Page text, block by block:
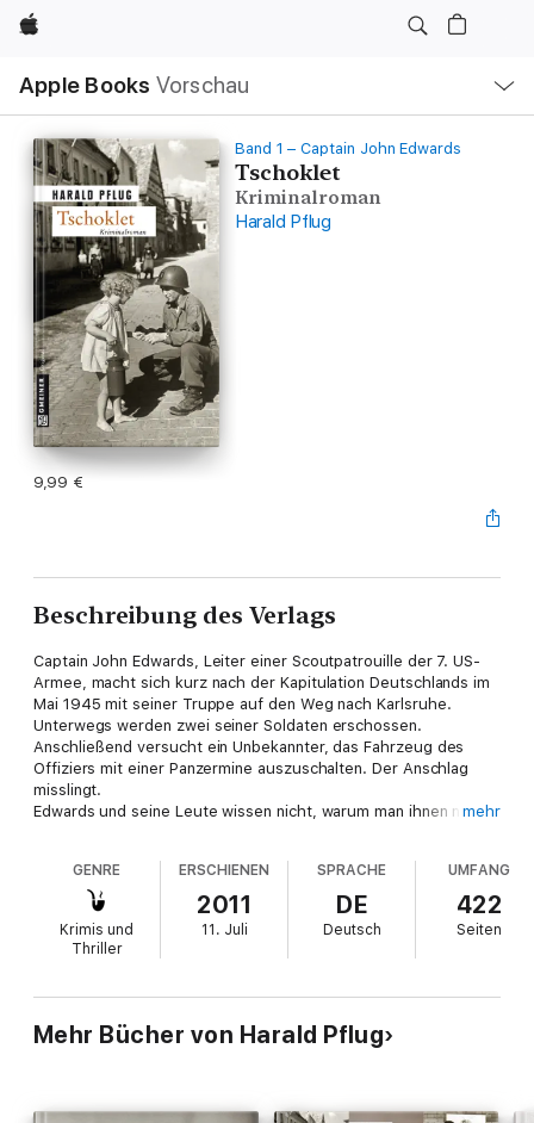
Apple
Apple Books Vorschau
Navigation
Menü
öffnen
Band 1 – Captain John Edwards
Tschoklet
Kriminalroman
Harald Pflug
9,99 €
Beschreibung des Verlags
Captain John Edwards, Leiter einer Scoutpatrouille der 7. US-
Armee, macht sich kurz nach der Kapitulation Deutschlands im
Mai 1945 mit seiner Truppe auf den Weg nach Karlsruhe.
Unterwegs werden zwei seiner Soldaten erschossen.
Anschließend versucht ein Unbekannter, das Fahrzeug des
Offiziers mit einer Panzermine auszuschalten. Der Anschlag
misslingt.
Edwards und seine Leute wissen nicht, warum man ihnen nachmehr
GENRE
Krimis und
Thriller
ERSCHIENEN
2011
11. Juli
SPRACHE
DE
Deutsch
UMFANG
422
Seiten
Mehr Bücher von Harald Pflug